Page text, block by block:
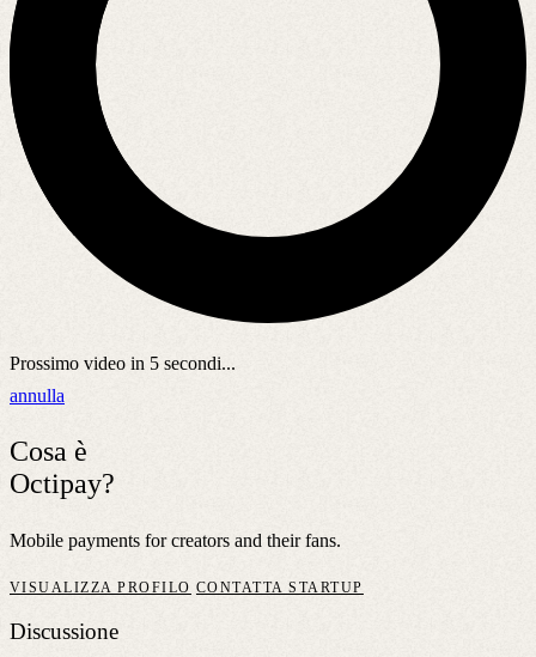
Prossimo video in 5 secondi...
annulla
Cosa è
Octipay?
Mobile payments for creators and their fans.
VISUALIZZA PROFILO CONTATTA STARTUP
Discussione